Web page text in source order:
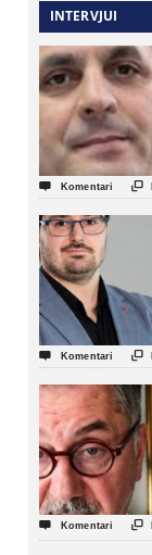
INTERVJUI
 Komentari 
 Komentari 
 Komentari 